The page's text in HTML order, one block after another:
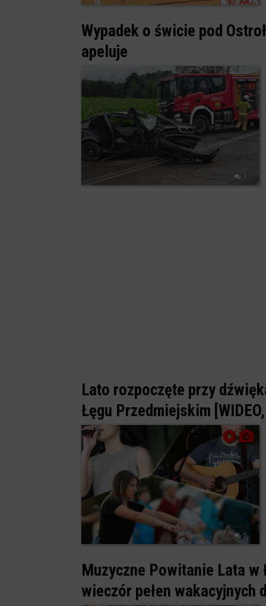
Wypadek o świcie pod
apeluje
4
Lato rozpoczęte przy
Łęgu Przedmiejskim
0
Muzyczne Powitanie Lata
wieczór pełen wakacyjnych